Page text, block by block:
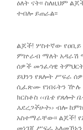
ዕለት ናት፡፡ ስለዚህም
ተብሎ ይጠራል፡፡
ልጆች! ሦስተኛው የዐቢይ
ምኵራብ ማለት አዳራሽ
ሰዎች መንፈሳዊ ትምህርት
ይህንን የጸሎት ሥፍራ
ሲፈጽሙ የነበሩትን ዅሉ
ክርስቶስ ‹‹ቤቴ የጸሎት
አደረጋችሁት›› ብሎ
አስተማራቸው፡፡ ልጆች!
መነገጃ ሥፍራ አለመኾኑን